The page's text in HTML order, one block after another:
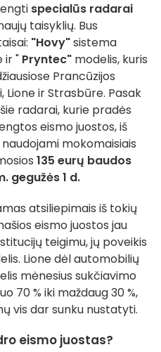
specialūs radarai
taisyklių. Bus
"Hovy"sistema
ir " Pryntec" modelis, kuris
Prancūzijos
Lione ir Strasbūre. Pasak
radarai, kurie pradės
eismo juostos, iš
naudojami mokomaisiais
135 eurų baudos
gegužės 1 d.
atsiliepimais iš tokių
eismo juostos jau
teigimu, jų poveikis
Lione dėl automobilių
mėnesius sukčiavimo
70 % iki maždaug 30 %,
vis dar sunku nustatyti.
eismo juostas?